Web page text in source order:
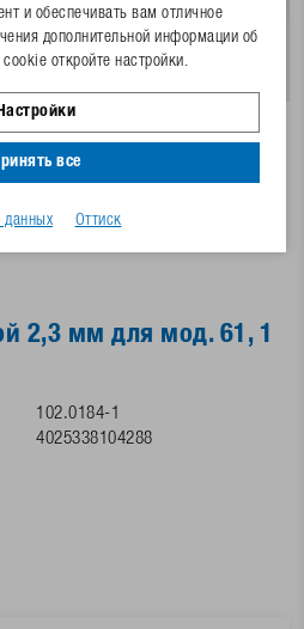
2,3 мм для мод. 61, 1
102.0184-1
4025338104288
и обеспечивать вам отличное
дополнительной информации об
откройте настройки.
все
данных Оттиск